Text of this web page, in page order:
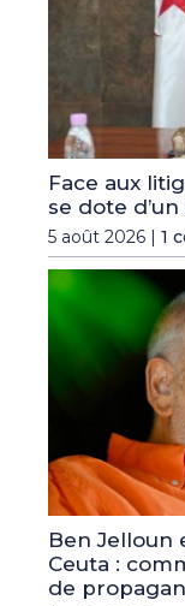
Face aux
se dote
5 août 2026 | 1
Ben Jelloun
Ceuta :
de